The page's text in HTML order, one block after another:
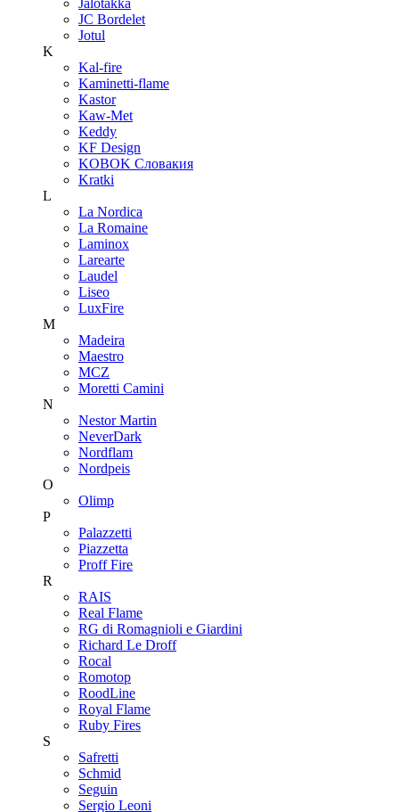
JC Bordelet
Jotul
K
Kal-fire
Kaminetti-flame
Kastor
Kaw-Met
Keddy
KF Design
KOBOK Словакия
Kratki
L
La Nordica
La Romaine
Laminox
Larearte
Laudel
Liseo
LuxFire
M
Madeira
Maestro
MCZ
Moretti Camini
N
Nestor Martin
NeverDark
Nordflam
Nordpeis
O
Olimp
P
Palazzetti
Piazzetta
Proff Fire
R
RAIS
Real Flame
RG di Romagnioli e Giardini
Richard Le Droff
Rocal
Romotop
RoodLine
Royal Flame
Ruby Fires
S
Safretti
Schmid
Seguin
Sergio Leoni